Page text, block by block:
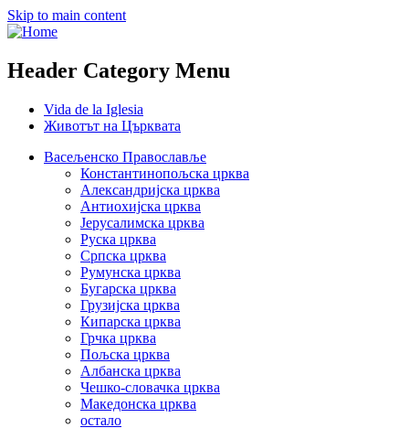
Skip to main content
Header Category Menu
Vida de la Iglesia
Животът на Църквата
Васељенско Православље
Константинопољска црква
Александријска црква
Антиохијска црква
Јерусалимска црква
Руска црква
Српска црква
Румунска црква
Бугарска црква
Грузијска црква
Кипарска црква
Грчка црква
Пољска црква
Албанска црква
Чешко-словачка црква
Македонска црква
остало